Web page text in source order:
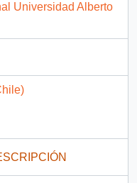
Universidad Alberto